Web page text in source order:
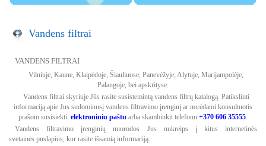
Vandens filtrai
VANDENS FILTRAI
Vilniuje, Kaune, Klaipėdoje, Šiauliuose, Panevėžyje, Alytuje, Marijampolėje,
Palangoje, bei apskrityse.
Vandens filtrai skyriuje Jūs rasite susistemintą vandens filtrų katalogą. Patikslinti
informaciją apie Jus sudominusį vandens filtravimo įrenginį ar norėdami konsultuotis
prašom susisiekti: elektroniniu paštu arba skambinkit telefonu +370 606 35555.
Vandens filtravimo įrenginių nuorodos Jus nukreips į kitus internetinės
svetainės puslapius, kur rasite išsamią informaciją.